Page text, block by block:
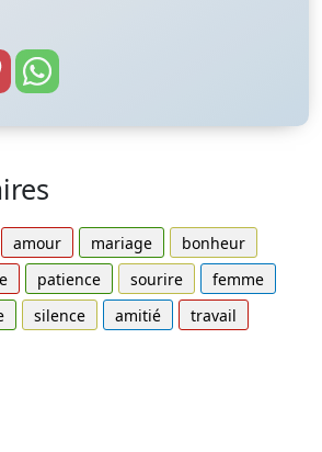
amour mariage
bonheur
patience sourire
femme
silence amitié
travail